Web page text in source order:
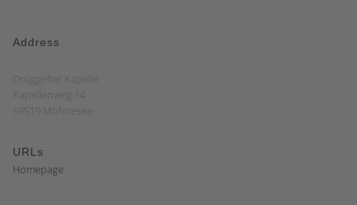
Address
Drüggelter Kapelle
Kapellenweg 14
59519 Möhnesee
URLs
Homepage